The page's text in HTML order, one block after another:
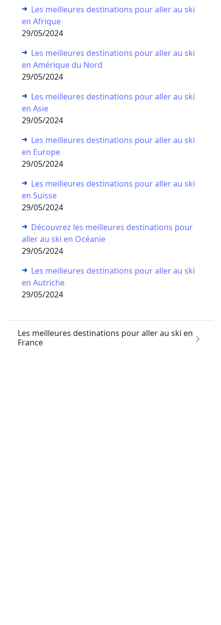
Les meilleures destinations pour aller au ski
en Afrique
29/05/2024
Les meilleures destinations pour aller au ski
en Amérique du Nord
29/05/2024
Les meilleures destinations pour aller au ski
en Asie
29/05/2024
Les meilleures destinations pour aller au ski
en Europe
29/05/2024
Les meilleures destinations pour aller au ski
en Suisse
29/05/2024
Découvrez les meilleures destinations pour
aller au ski en Océanie
29/05/2024
Les meilleures destinations pour aller au ski
en Autriche
29/05/2024
Les meilleures destinations pour aller au ski en
France